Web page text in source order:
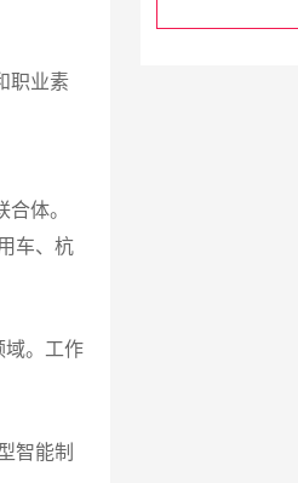
职业素
体。
车、杭
域。工作
智能制